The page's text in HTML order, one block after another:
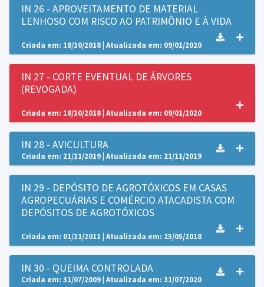
IN 26 - APROVEITAMENTO DE MATERIAL
LENHOSO COM RISCO AO PATRIMÔNIO E À VIDA
Criada em: 18/10/2018 | Atualizada em: 09/01/2020
IN 27 - CORTE EVENTUAL DE ÁRVORES
(REVOGADA)
Criada em: 18/10/2018 | Atualizada em: 09/01/2020
IN 28 - AVICULTURA
Criada em: 21/11/2019 | Atualizada em: 21/11/2019
IN 29 - DEPÓSITO DE AGROTÓXICOS EM CASAS
AGROPECUÁRIAS E COMÉRCIO ATACADISTA COM
DEPÓSITOS DE AGROTÓXICOS
Criada em: 01/11/2011 | Atualizada em: 25/05/2018
IN 30 - QUEIMA CONTROLADA
Criada em: 31/07/2009 | Atualizada em: 31/07/2020